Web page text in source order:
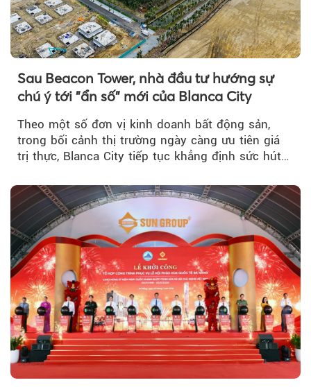
Sau Beacon Tower, nhà đầu tư hướng sự
chú ý tới "ẩn số" mới của Blanca City
Theo một số đơn vị kinh doanh bất động sản,
trong bối cảnh thị trường ngày càng ưu tiên giá
trị thực, Blanca City tiếp tục khẳng định sức hút